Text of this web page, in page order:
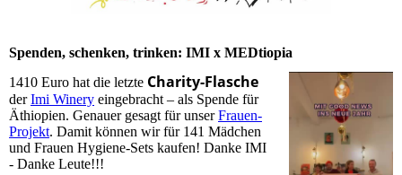
Spenden, schenken, trinken: IMI x MEDtiopia
1410 Euro hat die letzte Charity-Flasche
derImi Winery eingebracht – als Spende für
Äthiopien. Genauer gesagt für unserFrauen-
Projekt. Damit können wir für 141 Mädchen
und Frauen Hygiene-Sets kaufen! Danke IMI
- Danke Leute!!!